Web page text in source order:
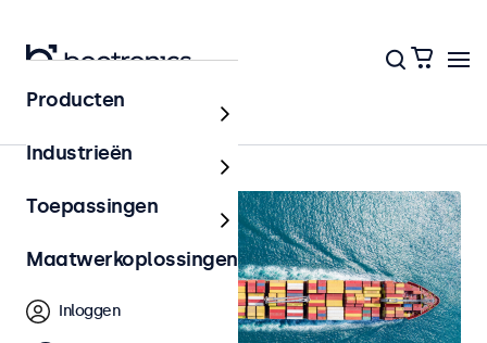
Home
Producten
Industrieën
Toepassingen
Maatwerkoplossingen
Inloggen